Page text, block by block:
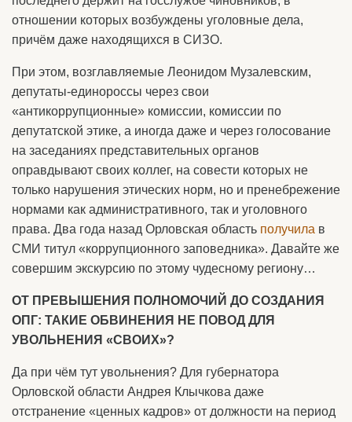
отношении которых возбуждены уголовные дела,
причём даже находящихся в СИЗО.
При этом, возглавляемые Леонидом Музалевским,
депутаты-единороссы через свои
«антикоррупционные» комиссии, комиссии по
депутатской этике, а иногда даже и через голосование
на заседаниях представительных органов
оправдывают своих коллег, на совести которых не
только нарушения этических норм, но и пренебрежение
нормами как административного, так и уголовного
права. Два года назад Орловская область получила в
СМИ титул «коррупционного заповедника». Давайте же
совершим экскурсию по этому чудесному региону…
ОТ ПРЕВЫШЕНИЯ ПОЛНОМОЧИЙ ДО СОЗДАНИЯ
ОПГ: ТАКИЕ ОБВИНЕНИЯ НЕ ПОВОД ДЛЯ
УВОЛЬНЕНИЯ «СВОИХ»?
Да при чём тут увольнения? Для губернатора
Орловской области Андрея Клычкова даже
отстранение «ценных кадров» от должности на период